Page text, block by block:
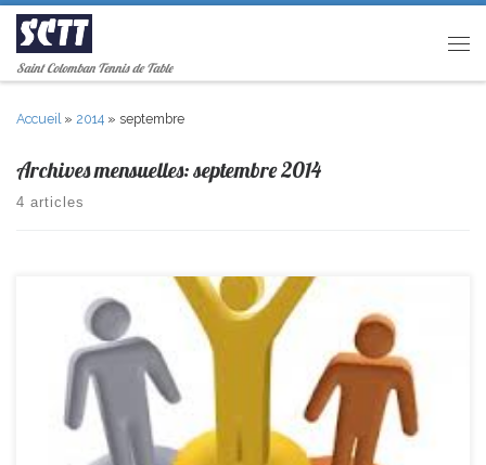
Passer au contenu
Saint Colomban Tennis de Table
Accueil » 2014 » septembre
Archives mensuelles:septembre 2014
4 articles
Bon début de saison, toutes les équipes ont gagné leur 1er match. R3
-> St Colomban 9– 5 Pomjeannais D1 -> St Colomban 15– 5 Chateau-
Thébaud D3 -> Arthon Chéméré 6 – 14 St Colomban D3 -> EXEMPT –
St Colomban D5 -> St Colomban 7– 3 Chevrolière Félicitations […]